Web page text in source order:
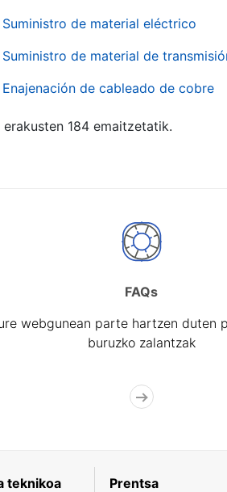
Suministro de material eléctrico
Suministro de material de
Enajenación de cableado de cobre
erakusten 184 emaitzetatik.
FAQs
webgunean parte hartzen duten
buruzko zalantzak
teknikoa Prentsa